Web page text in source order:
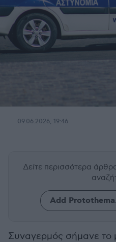
09.06.2026, 19:46
Δείτε περισσότερα
Add
Συναγερμός σήμανε το